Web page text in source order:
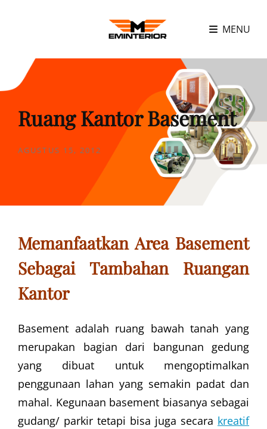
MENU
Ruang Kantor Basement
POSTED
AGUSTUS 15, 2012
Memanfaatkan Area Basement
Sebagai Tambahan Ruangan
Kantor
Basement adalah ruang bawah tanah yang
merupakan bagian dari bangunan gedung
yang dibuat untuk mengoptimalkan
penggunaan lahan yang semakin padat dan
mahal. Kegunaan basement biasanya sebagai
gudang/ parkir tetapi bisa juga secara kreatif